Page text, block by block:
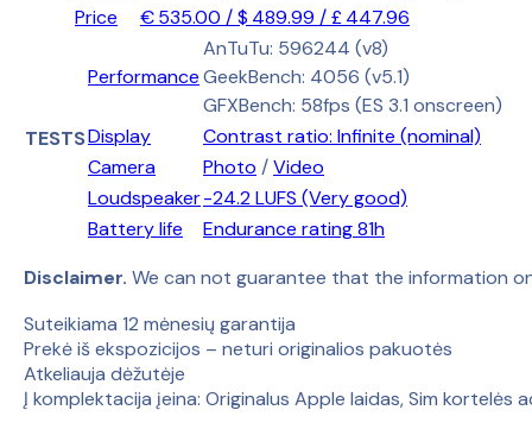
Price
€ 535.00 / $ 489.99 / £ 447.96
TESTS
Performance
AnTuTu: 596244 (v8)
GeekBench: 4056 (v5.1)
GFXBench: 58fps (ES 3.1 onscreen)
Display
Contrast ratio: Infinite (nominal)
Camera
Photo /Video
Loudspeaker-24.2 LUFS (Very good)
Battery life
Endurance rating 81h
Disclaimer. We can not guarantee that the information
Suteikiama 12 mėnesių garantija
Prekė iš ekspozicijos – neturi originalios pakuotės
Atkeliauja dėžutėje
Į komplektacija įeina: Originalus Apple laidas, Sim kortelės